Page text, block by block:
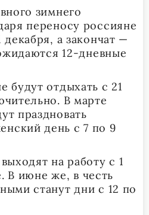
зимнего
переносу россияне
декабря, а закончат —
12-дневные
будут отдыхать с 21
В марте
праздновать
день с 7 по 9
на работу с 1
В июне же, в честь
станут дни с 12 по